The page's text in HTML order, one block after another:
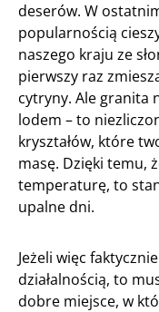
deserów. W
popularnością
naszego kraju ze
pierwszy raz
cytryny. Ale granita
lodem – to
kryształów, które
masę. Dzięki temu,
temperaturę, to
upalne dni.
Jeżeli więc
działalnością, to
dobre miejsce, w